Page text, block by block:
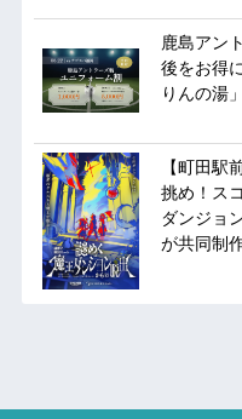
鹿島アン
後をお得
りんの湯
【町田駅
挑め！ス
ダンジョ
が共同制